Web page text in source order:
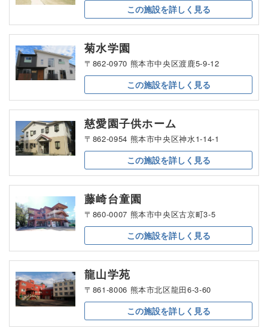
この施設を詳しく見る
菊水学園
〒862-0970 熊本市中央区渡鹿5-9-12
この施設を詳しく見る
慈愛園子供ホーム
〒862-0954 熊本市中央区神水1-14-1
この施設を詳しく見る
藤崎台童園
〒860-0007 熊本市中央区古京町3-5
この施設を詳しく見る
龍山学苑
〒861-8006 熊本市北区龍田6-3-60
この施設を詳しく見る